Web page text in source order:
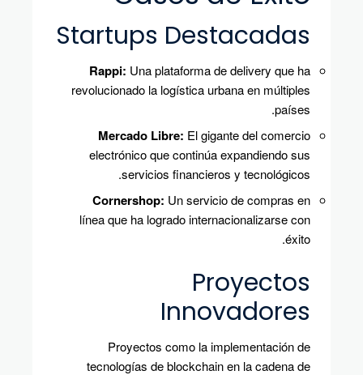
Startups Destacadas
Rappi: Una plataforma de delivery que ha
revolucionado la logística urbana en múltiples
países.
Mercado Libre: El gigante del comercio
electrónico que continúa expandiendo sus
servicios financieros y tecnológicos.
Cornershop: Un servicio de compras en
línea que ha logrado internacionalizarse con
éxito.
Proyectos
Innovadores
Proyectos como la implementación de
tecnologías de blockchain en la cadena de